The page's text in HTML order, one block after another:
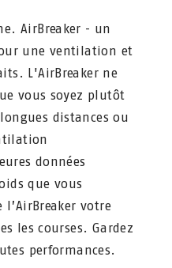
AirBreaker - un
une ventilation et
L'AirBreaker ne
vous soyez plutôt
distances ou
données
que vous
votre
les courses. Gardez
performances.